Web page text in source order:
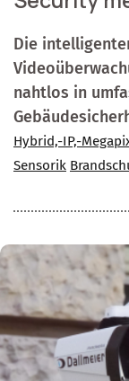
Die
nahtlos in
Hybrid,-IP,-
Sensorik